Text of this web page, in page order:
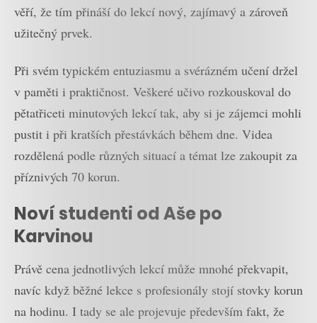
věří, že tím přináší do lekcí nový, zajímavý a zároveň
užitečný prvek.
Při svém typickém entuziasmu a svérázném učení držel
v paměti i praktičnost. Veškeré učivo rozkouskoval do
pětatřiceti minutových lekcí tak, aby si je zájemci mohli
pustit i při kratších přestávkách během dne. Videa
rozdělená podle různých situací a témat lze zakoupit za
příznivých 70 korun.
Noví studenti od Aše po
Karvinou
Právě cena jednotlivých lekcí může mnohé překvapit,
navíc když běžné lekce s profesionály stojí stovky korun
na hodinu. I tady se ale projevuje především fakt, že